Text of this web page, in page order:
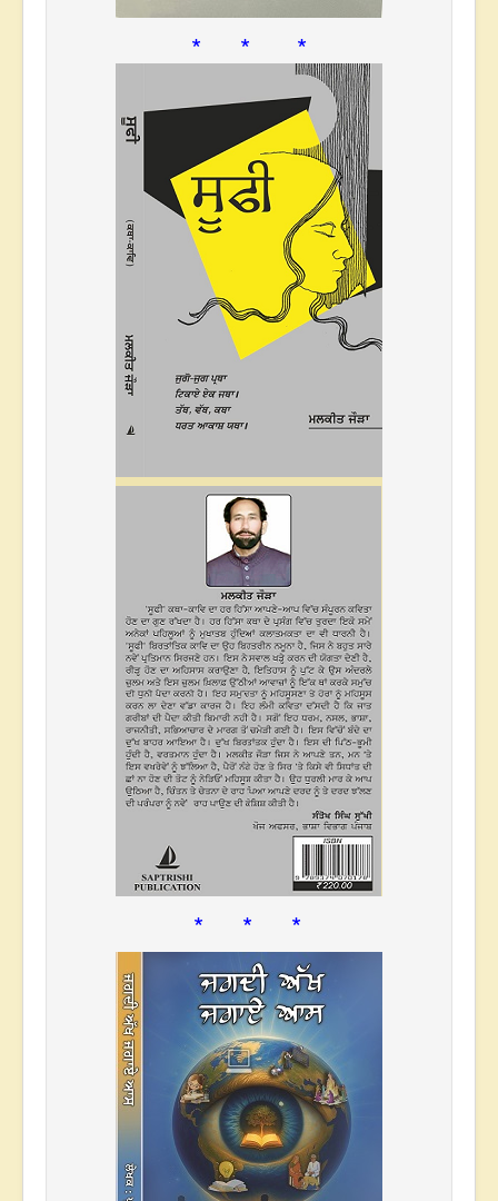
* * *
* * *